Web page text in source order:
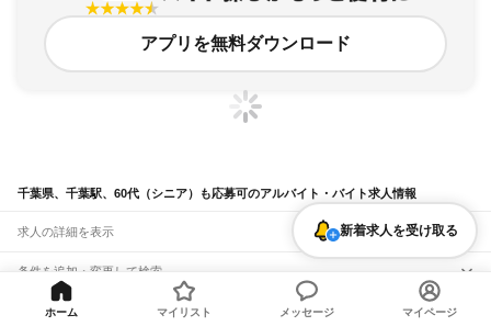
アプリを無料ダウンロード
千葉県、千葉駅、60代（シニア）も応募可のアルバイト・バイト求人情報
求人の詳細を表示
条件を追加・変更して検索
市区町村を追加・変更
関連キーワード
新着求人を受け取る
ホーム マイリスト メッセージ マイページ